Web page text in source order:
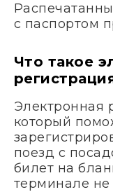
с паспортом
Что такое
Электронная
который
поезд с
билет на
терминале не